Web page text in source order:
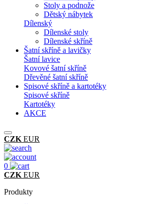
Stoly a podnože
Dětský nábytek
Dílenský
Dílenské stoly
Dílenské skříně
Šatní skříně a lavičky
Šatní lavice
Kovové šatní skříně
Dřevěné šatní skříně
Spisové skříně a kartotéky
Spisové skříně
Kartotéky
AKCE
CZK EUR
0
CZK EUR
Produkty